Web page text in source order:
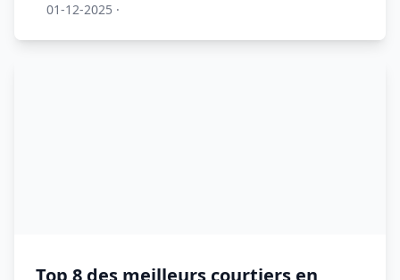
01-12-2025 ·